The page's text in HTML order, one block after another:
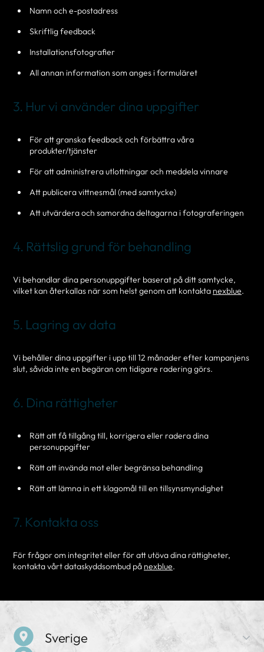
Namn och e-postadress
Skriftlig feedback
Installationsfotografier
All annan information som anges i formuläret
3. Hur vi använder dina uppgifter
För att granska feedback och förbättra våra
produkter/tjänster
För att administrera utlottningar och meddela vinnare
Att publicera vittnesmål (med samtycke)
Att utvärdera och samordna deltagarna i fotograferingen
4. Rättslig grund för behandling
Vi behandlar dina personuppgifter baserat på ditt samtycke,
vilket kan återkallas när som helst genom att kontakta nexblue.
5. Lagring av data
Vi behåller dina uppgifter i upp till 12 månader efter kampanjens
slut, såvida inte en begäran om tidigare radering görs.
6. Dina rättigheter
Rätt att få tillgång till, korrigera eller radera dina
personuppgifter
Rätt att invända mot eller begränsa behandling
Rätt att lämna in ett klagomål till en tillsynsmyndighet
7. Kontakta oss
För frågor om integritet eller för att utöva dina rättigheter,
kontakta vårt dataskyddsombud på nexblue.
Sverige